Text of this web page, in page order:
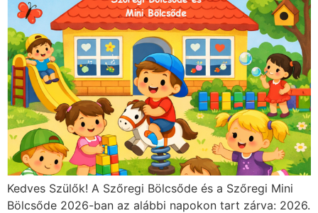
Kedves Szülők! A Szőregi Bölcsőde és a Szőregi Mini
Bölcsőde 2026-ban az alábbi napokon tart zárva: 2026.